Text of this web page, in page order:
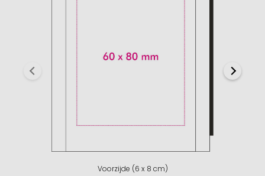
Voorzijde (6 x 8 cm)